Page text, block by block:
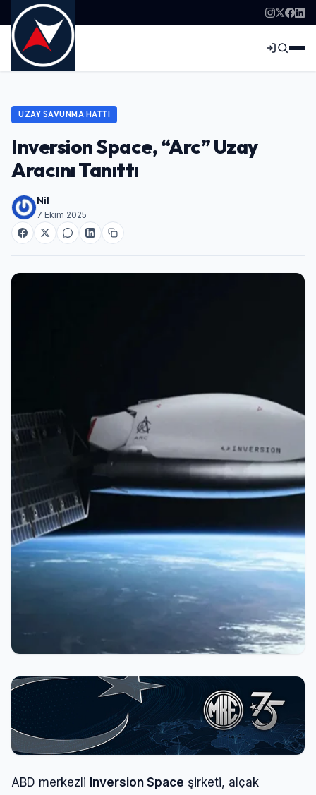
UZAY SAVUNMA HATTI
Inversion Space, “Arc” Uzay
Aracını Tanıttı
Nil
7 Ekim 2025
ABD merkezli Inversion Space şirketi, alçak